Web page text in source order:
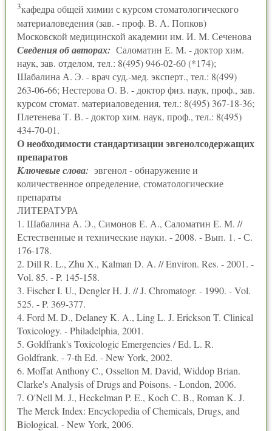
3кафедра общей химии с курсом стоматологического
материаловедения (зав. - проф. В. А. Попков)
Московской медицинской академии им. И. М. Сеченова
Сведения об авторах: Саломатин Е. М. - доктор хим.
наук, зав. отделом, тел.: 8(495) 946-02-60 (*174);
Шабалина А. Э. - врач суд.-мед. эксперт., тел.: 8(499)
263-06-66; Нестерова О. В. - доктор физ. наук, проф., зав.
курсом стомат. материаловедения, тел.: 8(495) 367-18-36;
Плетенева Т. В. - доктор хим. наук, проф., тел.: 8(495)
434-70-01.
О необходимости стандартизации эвгенолсодержащих
препаратов
Ключевые слова: эвгенол - обнаружение и
количественное определение, стоматологические
препараты
ЛИТЕРАТУРА
1. Шабалина А. Э., Симонов Е. А., Саломатин Е. М. //
Естественные и технические науки. - 2008. - Вып. 1. - С.
176-178.
2. Dill R. L., Zhu X., Kalman D. A. // Environ. Res. - 2001. -
Vol. 85. - P. 145-158.
3. Fischer I. U., Dengler H. J. // J. Chromatogr. - 1990. - Vol.
525. - P. 369-377.
4. Ford M. D., Delaney K. A., Ling L. J. Erickson T. Clinical
Toxicology. - Philadelphia, 2001.
5. Goldfrank's Toxicologic Emergencies / Ed. L. R.
Goldfrank. - 7-th Ed. - New York, 2002.
6. Moffat Anthony C., Osselton M. David, Widdop Brian.
Clarke's Analysis of Drugs and Poisons. - London, 2006.
7. O'Nell M. J., Heckelman P. E., Koch C. B., Roman K. J.
The Merck Index: Encyclopedia of Chemicals, Drugs, and
Biological. - New York, 2006.